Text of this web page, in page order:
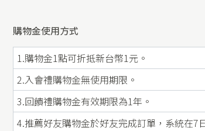
購物金使用方式
1.購物金1點可折抵新台幣1元。
2.入會禮購物金無使用期限。
3.回饋禮購物金有效期限為1年。
4.推薦好友購物金於好友完成訂單，系統在